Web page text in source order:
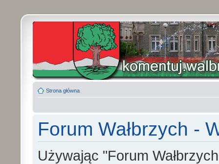
Strona główna
Forum Wałbrzych -
Używając "Forum